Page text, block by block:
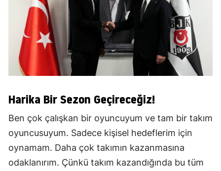
Harika Bir Sezon Geçireceğiz!
Ben çok çalışkan bir oyuncuyum ve tam bir takım
oyuncusuyum. Sadece kişisel hedeflerim için
oynamam. Daha çok takımın kazanmasına
odaklanırım. Çünkü takım kazandığında bu tüm